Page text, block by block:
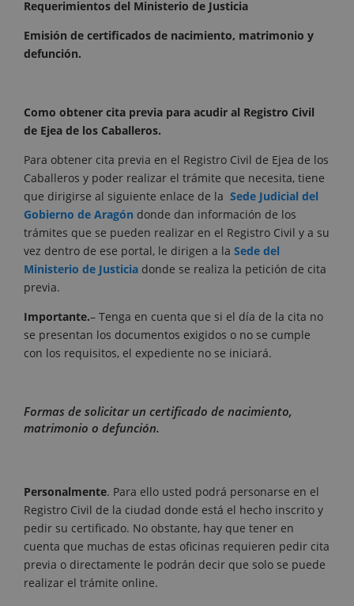
Requerimientos del Ministerio de Justicia
Emisión de certificados de nacimiento, matrimonio y
defunción.
Como obtener cita previa para acudir al Registro Civil
de Ejea de los Caballeros.
Para obtener cita previa en el Registro Civil de Ejea de los
Caballeros y poder realizar el trámite que necesita, tiene
que dirigirse al siguiente enlace de la Sede Judicial del
Gobierno de Aragón donde dan información de los
trámites que se pueden realizar en el Registro Civil y a su
vez dentro de ese portal, le dirigen a la Sede del
Ministerio de Justicia donde se realiza la petición de cita
previa.
Importante.– Tenga en cuenta que si el día de la cita no
se presentan los documentos exigidos o no se cumple
con los requisitos, el expediente no se iniciará.
Formas de solicitar un certificado de nacimiento,
matrimonio o defunción.
Personalmente. Para ello usted podrá personarse en el
Registro Civil de la ciudad donde está el hecho inscrito y
pedir su certificado. No obstante, hay que tener en
cuenta que muchas de estas oficinas requieren pedir cita
previa o directamente le podrán decir que solo se puede
realizar el trámite online.